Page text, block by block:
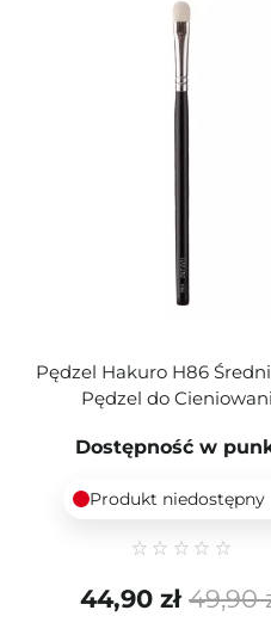
Pędzel Hakuro H86 Średni
Pędzel do
Dostępność w
Produkt niedostępny
49,90
44,90 zł